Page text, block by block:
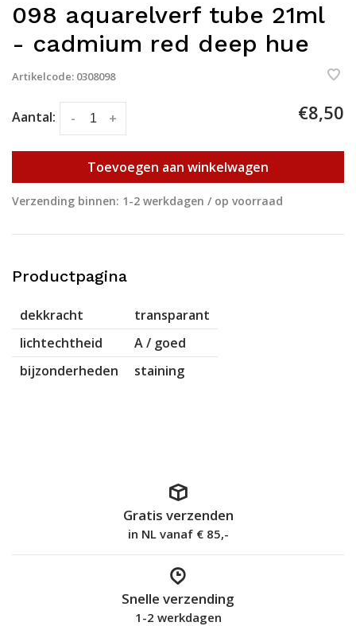
098 aquarelverf tube 21ml
- cadmium red deep hue
Artikelcode: 0308098
Aantal: +
- €8,50
Toevoegen aan winkelwagen
Verzending binnen: 1-2 werkdagen / op voorraad
Productpagina
dekkracht
transparant
lichtechtheid
A / goed
bijzonderheden
staining
Gratis verzenden
in NL vanaf € 85,-
Snelle verzending
1-2 werkdagen